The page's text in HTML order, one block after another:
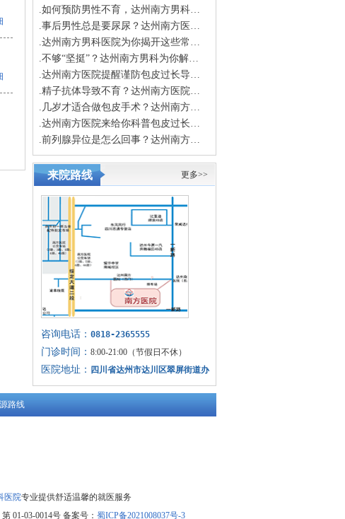
.如何预防男性不育，达州南方男科来教你
.事后男性总是要尿尿？达州南方医院为你解答
.达州南方男科医院为你揭开这些常见的男科疾病误区
.不够“坚挺”？达州南方男科为你解答原因
.达州南方医院提醒谨防包皮过长导致包皮龟头炎
.精子抗体导致不育？达州南方医院带你探究
.几岁才适合做包皮手术？达州南方医院来科普
.达州南方医院来给你科普包皮过长的真正危害
.前列腺异位是怎么回事？达州南方医院来一一解答
来院路线 更多>>
咨询电话： 0818-2365555
门诊时间： 8:00-21:00（节假日不休）
医院地址： 四川省达州市达川区翠屏街道办
事处一新路21号
路线
医院专业提供舒适温馨的就医服务
01-03-0014号 备案号： 蜀ICP备2021008037号-3